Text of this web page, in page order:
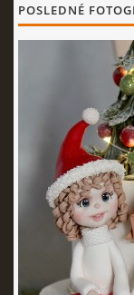
POSLEDNÉ